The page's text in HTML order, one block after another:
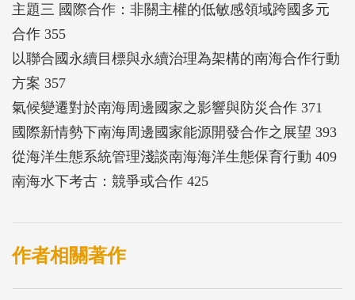
主題三 國際合作：非關主權的低敏感領域跨國多元
合作 355
以聯合國永續目標與永續治理為架構的南海合作行動
方案 357
氣候變遷對於南海周邊國家之影響與防災合作 371
國際新情勢下南海周邊國家能源開發合作之展望 393
從海洋生態系統管理淺談南海海洋生態保育行動 409
南海水下考古：競爭或合作 425
作者相關著作